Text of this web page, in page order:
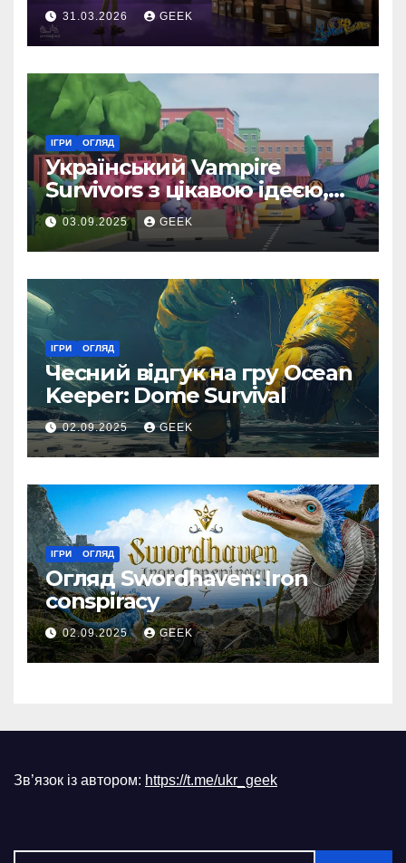
31.03.2026 GEEK
ІГРИ ОГЛЯД
Український Vampire
Survivors з цікавою ідеєю,
але доволі посередньою
реалізацією
03.09.2025 GEEK
ІГРИ ОГЛЯД
Чесний відгук на гру Ocean
Keeper: Dome Survival
02.09.2025 GEEK
ІГРИ ОГЛЯД
Огляд Swordhaven: Iron
conspiracy
02.09.2025 GEEK
Зв’язок із автором: https://t.me/ukr_geek